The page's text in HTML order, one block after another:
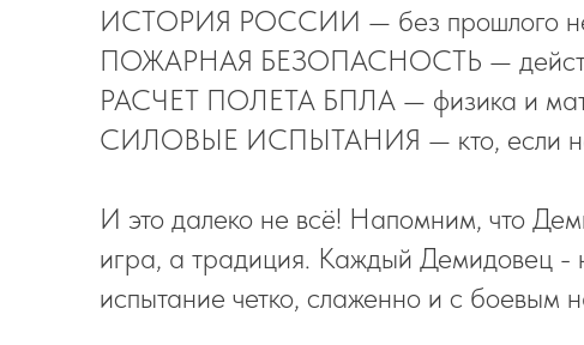
ИСТОРИЯ РОССИИ — без прошлого
ПОЖАРНАЯ БЕЗОПАСНОСТЬ —
РАСЧЕТ ПОЛЕТА БПЛА — физика и
СИЛОВЫЕ ИСПЫТАНИЯ — кто, если
И это далеко не всё! Напомним, что
игра, а традиция. Каждый Демидовец -
испытание четко, слаженно и с боевым